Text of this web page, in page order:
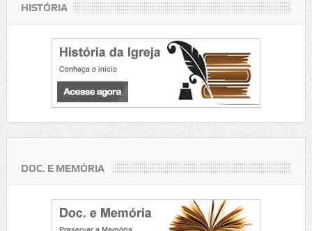
HISTÓRIA
DOC. E MEMÓRIA